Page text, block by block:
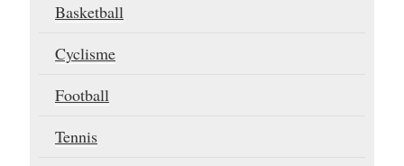
Basketball
Cyclisme
Football
Tennis